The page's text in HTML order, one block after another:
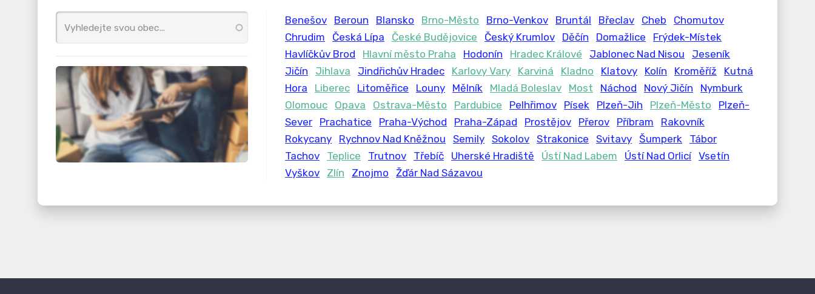
Benešov Beroun Blansko Brno-Město Brno-Venkov Bruntál Břeclav Cheb
Chomutov
Chrudim
Česká Lípa České Budějovice Český Krumlov Děčín Domažlice
Frýdek-Místek
Havlíčkův Brod
Hlavní město Praha Hodonín Hradec Králové Jablonec Nad Nisou
Jeseník
Jičín
Jihlava Jindřichův Hradec Karlovy Vary Karviná Kladno Klatovy Kolín Kroměříž
Kutná
Hora
Liberec Litoměřice Louny Mělník Mladá Boleslav Most Náchod Nový Jičín
Nymburk
Olomouc
Opava Ostrava-Město Pardubice Pelhřimov Písek Plzeň-Jih Plzeň-Město
Plzeň-
Sever
Prachatice Praha-Východ Praha-Západ Prostějov Přerov Příbram
Rakovník
Rokycany
Rychnov Nad Kněžnou Semily Sokolov Strakonice Svitavy Šumperk
Tábor
Tachov
Teplice Trutnov Třebíč Uherské Hradiště Ústí Nad Labem Ústí Nad Orlicí Vsetín
Vyškov
Zlín Znojmo Žďár Nad Sázavou